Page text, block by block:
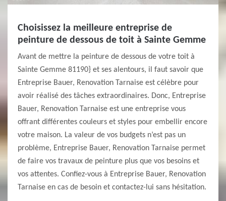
Choisissez la meilleure entreprise de
peinture de dessous de toit à Sainte Gemme
Avant de mettre la peinture de dessous de votre toit à
Sainte Gemme 81190} et ses alentours, il faut savoir que
Entreprise Bauer, Renovation Tarnaise est célèbre pour
avoir réalisé des tâches extraordinaires. Donc, Entreprise
Bauer, Renovation Tarnaise est une entreprise vous
offrant différentes couleurs et styles pour embellir encore
votre maison. La valeur de vos budgets n’est pas un
problème, Entreprise Bauer, Renovation Tarnaise permet
de faire vos travaux de peinture plus que vos besoins et
vos attentes. Confiez-vous à Entreprise Bauer, Renovation
Tarnaise en cas de besoin et contactez-lui sans hésitation.